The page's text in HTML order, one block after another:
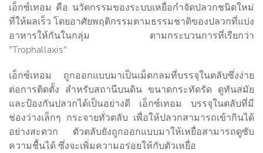
เอ็กซ์เทอม คือ นวัตกรรมของระบบเหยื่อกำจัดปลวกชนิดใหม่
ที่ให้ผลเร็ว โดยอาศัยพฤติกรรมตามธรรมชาติของปลวกที่แบ่ง
อาหารให้กันในกลุ่ม ตามกระบวนการที่เรียกว่า
"Trophallaxis"
เอ็กซ์เทอม ถูกออกแบบมาเป็นเม็ดกลมที่บรรจุในตลับซึ่งง่าย
ต่อการติดตั้ง สำหรับสถานีบนดิน ขนาดกระทัดรัด ดูทันสมัย
และป้องกันปลวกได้เป็นอย่างดี เอ็กซ์เทอม บรรจุในตลับที่มี
ช่องว่างเล็กๆ กระจายทั่วตลับ เพื่อให้ปลวกสามารถเข้ากินได้
อย่างสะดวก ตัวตลับยังถูกออกแบบมาให้เหยื่อสามารถดูซับ
ความชื้นได้ ซึ่งจะเพิ่มความอร่อยให้กับตัวเหยื่อ